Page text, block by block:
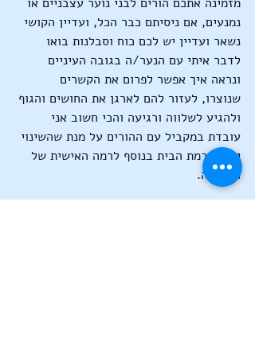
נמנעים, אם ניסיתם כבר הכל, ועדיין הקושי
נשאר ועדיין יש לכם כוח וסבלנות בואו
לדבר איתי עם הנער/ה בגובה העיניים
ונראה איך אפשר לפרום את הקשרים
שנוצרו, לעזור להם לארגן את החושים והגוף
ולהגיע לשלווה ורגיעה והכי חשוב אני
עובדת במקביל עם ההורים על מנת שהשינוי
יהיה ברמת הבית בנוסף לרמה האישית של
הנער/ה.